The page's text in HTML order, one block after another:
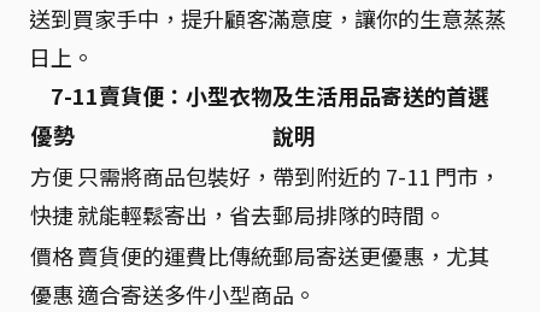
送到買家手中，提升顧客滿意度，讓你的生意蒸蒸
日上。
7-11賣貨便：小型衣物及生活用品寄送的首選
優勢
說明
方便
快捷
只需將商品包裝好，帶到附近的 7-11 門市，
就能輕鬆寄出，省去郵局排隊的時間。
價格
優惠
賣貨便的運費比傳統郵局寄送更優惠，尤其
適合寄送多件小型商品。